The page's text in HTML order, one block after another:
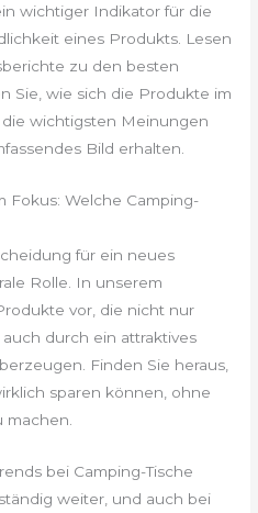
wichtiger Indikator für die
eines Produkts. Lesen
zu den besten
Sie, wie sich die Produkte im
wichtigsten Meinungen
Bild erhalten.
Fokus: Welche Camping-
für ein neues
Rolle. In unserem
vor, die nicht nur
durch ein attraktives
Finden Sie heraus,
sparen können, ohne
bei Camping-Tische
weiter, und auch bei